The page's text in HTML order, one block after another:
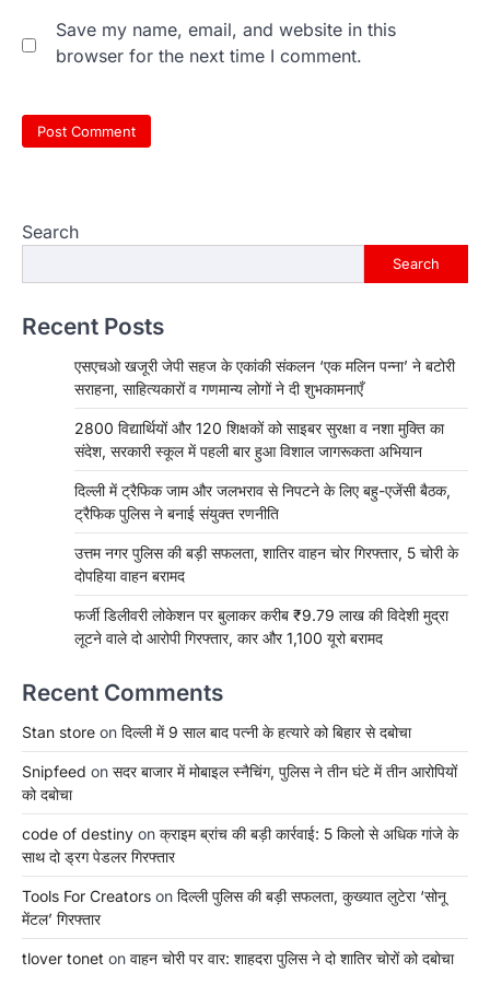
Save my name, email, and website in this
browser for the next time I comment.
Search
Search
Recent Posts
एसएचओ खजूरी जेपी सहज के एकांकी संकलन ‘एक मलिन पन्ना’ ने बटोरी
सराहना, साहित्यकारों व गणमान्य लोगों ने दी शुभकामनाएँ
2800 विद्यार्थियों और 120 शिक्षकों को साइबर सुरक्षा व नशा मुक्ति का
संदेश, सरकारी स्कूल में पहली बार हुआ विशाल जागरूकता अभियान
दिल्ली में ट्रैफिक जाम और जलभराव से निपटने के लिए बहु-एजेंसी बैठक,
ट्रैफिक पुलिस ने बनाई संयुक्त रणनीति
उत्तम नगर पुलिस की बड़ी सफलता, शातिर वाहन चोर गिरफ्तार, 5 चोरी के
दोपहिया वाहन बरामद
फर्जी डिलीवरी लोकेशन पर बुलाकर करीब ₹9.79 लाख की विदेशी मुद्रा
लूटने वाले दो आरोपी गिरफ्तार, कार और 1,100 यूरो बरामद
Recent Comments
Stan store on दिल्ली में 9 साल बाद पत्नी के हत्यारे को बिहार से दबोचा
Snipfeed on सदर बाजार में मोबाइल स्नैचिंग, पुलिस ने तीन घंटे में तीन आरोपियों
को दबोचा
code of destiny on क्राइम ब्रांच की बड़ी कार्रवाई: 5 किलो से अधिक गांजे के
साथ दो ड्रग पेडलर गिरफ्तार
Tools For Creators on दिल्ली पुलिस की बड़ी सफलता, कुख्यात लुटेरा ‘सोनू
मेंटल’ गिरफ्तार
tlover tonet on वाहन चोरी पर वार: शाहदरा पुलिस ने दो शातिर चोरों को दबोचा